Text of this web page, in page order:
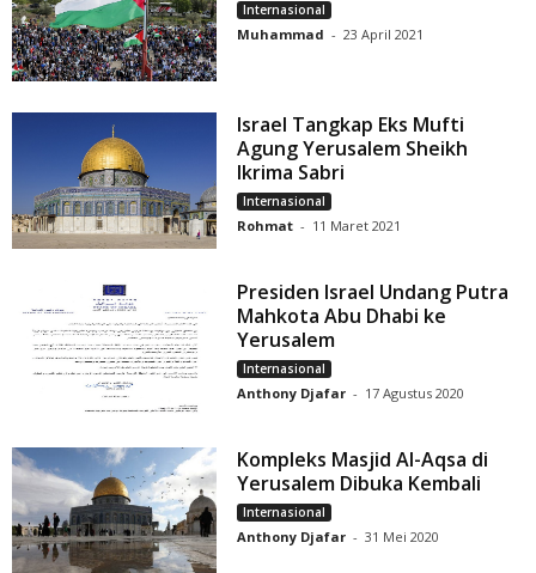
Internasional
Muhammad - 23 April 2021
Israel Tangkap Eks Mufti
Agung Yerusalem Sheikh
Ikrima Sabri
Internasional
Rohmat - 11 Maret 2021
Presiden Israel Undang Putra
Mahkota Abu Dhabi ke
Yerusalem
Internasional
Anthony Djafar - 17 Agustus 2020
Kompleks Masjid Al-Aqsa di
Yerusalem Dibuka Kembali
Internasional
Anthony Djafar - 31 Mei 2020